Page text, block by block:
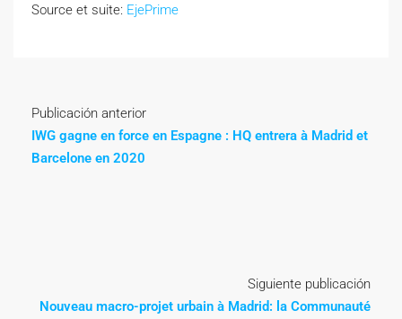
Source et suite: EjePrime
Publicación anterior
IWG gagne en force en Espagne : HQ entrera à Madrid et
Barcelone en 2020
Siguiente publicación
Nouveau macro-projet urbain à Madrid: la Communauté